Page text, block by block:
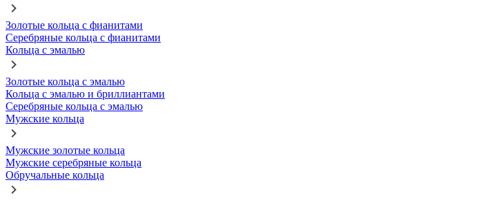
Золотые кольца с фианитами
Серебряные кольца с фианитами
Кольца с эмалью
Золотые кольца с эмалью
Кольца с эмалью и бриллиантами
Серебряные кольца с эмалью
Мужские кольца
Мужские золотые кольца
Мужские серебряные кольца
Обручальные кольца